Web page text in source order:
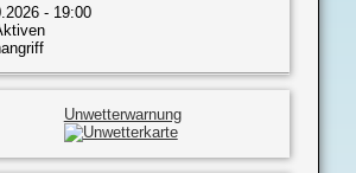
- 19:00
Unwetterwarnung